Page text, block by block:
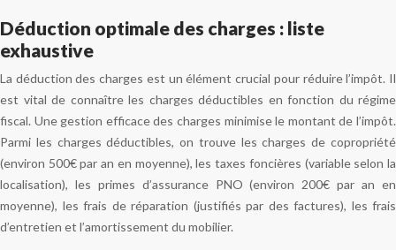
Déduction optimale des charges : liste
exhaustive
La déduction des charges est un élément crucial pour réduire l’impôt. Il
est vital de connaître les charges déductibles en fonction du régime
fiscal. Une gestion efficace des charges minimise le montant de l’impôt.
Parmi les charges déductibles, on trouve les charges de copropriété
(environ 500€ par an en moyenne), les taxes foncières (variable selon la
localisation), les primes d’assurance PNO (environ 200€ par an en
moyenne), les frais de réparation (justifiés par des factures), les frais
d’entretien et l’amortissement du mobilier.